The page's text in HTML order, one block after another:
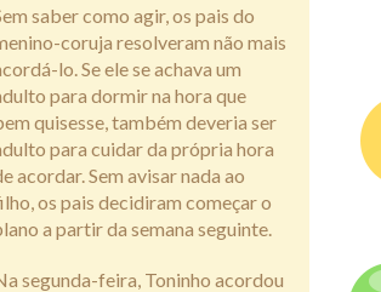
saber como agir, os pais do
coruja resolveram não mais
lo. Se ele se achava um
para dormir na hora que
quisesse, também deveria ser
para cuidar da própria hora
acordar. Sem avisar nada ao
os pais decidiram começar o
a partir da semana seguinte.
segunda-feira, Toninho acordou